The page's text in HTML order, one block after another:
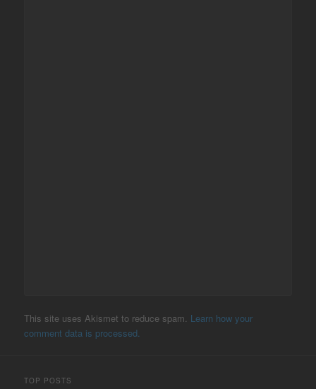
This site uses Akismet to reduce spam. Learn how your
comment data is processed.
TOP POSTS